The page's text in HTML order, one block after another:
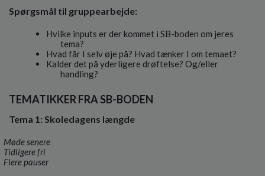
Spørgsmål til gruppearbejde:
Hvilke inputs er der kommet i SB-boden om jeres
tema?
Hvad får I selv øje på? Hvad tænker I om temaet?
Kalder det på yderligere drøftelse? Og/eller
handling?
TEMATIKKER FRA SB-BODEN
Tema 1: Skoledagens længde
Møde senere
Tidligere fri
Flere pauser